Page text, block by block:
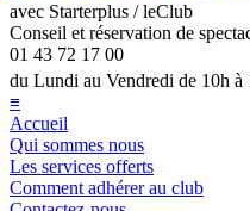
avec Starterplus / leClub
Conseil et réservation de
01 43 72 17 00
du Lundi au Vendredi de 10h
≡
Accueil
Qui sommes nous
Les services offerts
Comment adhérer au club